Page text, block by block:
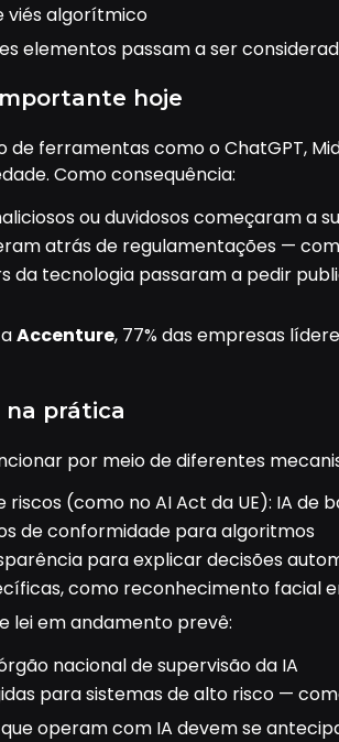
viés algorítmico
elementos passam a ser
hoje
de ferramentas como o ChatGPT,
Como consequência:
ou duvidosos começaram a
atrás de regulamentações —
da tecnologia passaram a pedir
Accenture, 77% das empresas
na prática
por meio de diferentes
riscos (como no AI Act da UE): IA de
de conformidade para algoritmos
para explicar decisões
como reconhecimento facial
lei em andamento prevê:
nacional de supervisão da IA
para sistemas de alto risco —
operam com IA devem se